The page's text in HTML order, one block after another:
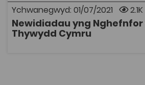
Ychwanegwyd: 01/07/2021 2.1K
Newidiadau yng
Thywydd Cymru
cyfuno gwaith ffilm o Gefnfor yr
gan Wyddonwyr Prifysgol Bangor ar
gydag arbrofion labordy yn ogystal
flaen y camera. Mae’r fideo wedi’i
AGOR